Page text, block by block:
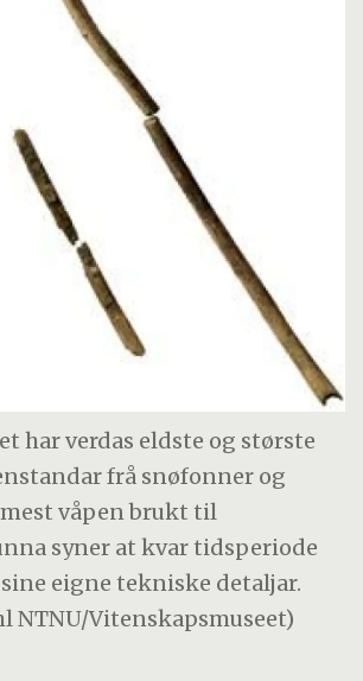
har verdas eldste og største
frå snøfonner og
mest våpen brukt til
syner at kvar tidsperiode
eigne tekniske detaljar.
NTNU/Vitenskapsmuseet)